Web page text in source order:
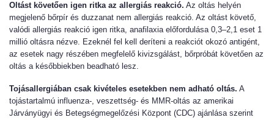
Oltást követően igen ritka az allergiás reakció. Az oltás helyén
megjelenő bőrpír és duzzanat nem allergiás reakció. Az oltást követő,
valódi allergiás reakció igen ritka, anafilaxia előfordulása 0,3–2,1 eset 1
millió oltásra nézve. Ezeknél fel kell deríteni a reakciót okozó antigént,
az esetek nagy részében megfelelő kivizsgálást, bőrpróbát követően az
oltás a későbbiekben beadható lesz.
Tojásallergiában csak kivételes esetekben nem adható oltás. A
tojástartalmú influenza-, veszettség- és MMR-oltás az amerikai
Járványügyi és Betegségmegelőzési Központ (CDC) ajánlása szerint